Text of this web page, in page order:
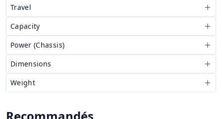
Travel
Capacity
Power (Chassis)
Dimensions
Weight